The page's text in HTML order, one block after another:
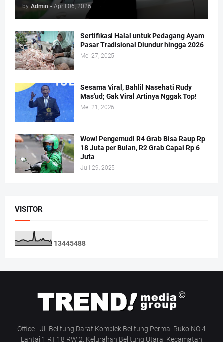
by Admin - April 06, 2026
Sertifikasi Halal untuk Pedagang Ayam
Pasar Tradisional Diundur hingga 2026
Mei 27, 2025
Sesama Viral, Bahlil Nasehati Rudy
Mas'ud; Gak Viral Artinya Nggak Top!
Mei 21, 2026
Wow! Pengemudi R4 Grab Bisa Raup Rp
18 Juta per Bulan, R2 Grab Capai Rp 6
Juta
Juli 29, 2025
VISITOR
13445488
Office - JL Belitung Darat Komplek Belitung Permai Ruko NO 4
Lantai 1 RT 18 RW 2, Kelurahan Belitung Utara, Kecamatan